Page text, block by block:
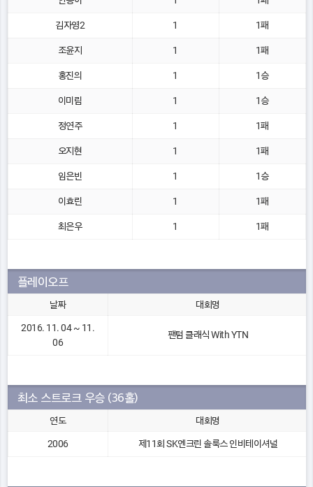
김자영2 1 1패
조윤지 1 1패
홍진의 1 1승
이미림 1 1승
정연주 1 1패
오지현 1 1패
임은빈 1 1승
이효린 1 1패
최은우 1 1패
플레이오프
날짜 대회명
2016. 11. 04 ~ 11.
06
팬텀 클래식 With YTN
최소 스트로크 우승 (36홀)
연도 대회명
2006 제11회 SK엔크린 솔룩스 인비테이셔널